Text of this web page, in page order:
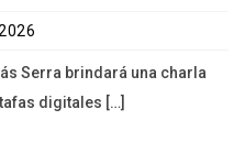
Serra brindará una charla
digitales […]